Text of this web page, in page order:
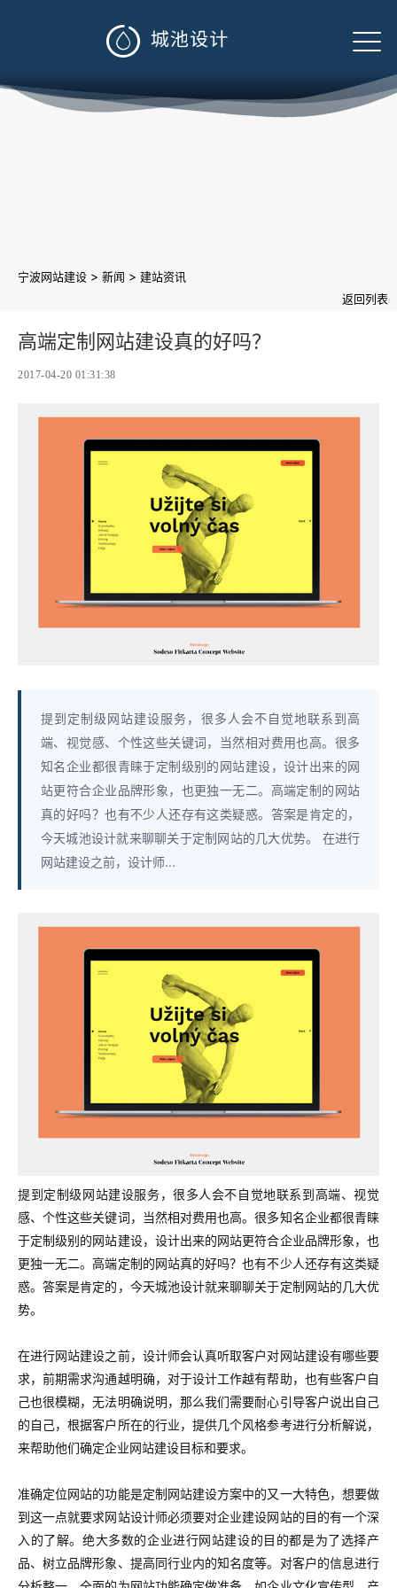

宁波网站建设 > 新闻 > 建站资讯
返回列表
高端定制网站建设真的好吗？
2017-04-20 01:31:38
提到定制级网站建设服务，很多人会不自觉地联系到高
端、视觉感、个性这些关键词，当然相对费用也高。很多
知名企业都很青睐于定制级别的网站建设，设计出来的网
站更符合企业品牌形象，也更独一无二。高端定制的网站
真的好吗？也有不少人还存有这类疑惑。答案是肯定的，
今天城池设计就来聊聊关于定制网站的几大优势。 在进行
网站建设之前，设计师...
提到定制级网站建设服务，很多人会不自觉地联系到高端、视觉
感、个性这些关键词，当然相对费用也高。很多知名企业都很青睐
于定制级别的网站建设，设计出来的网站更符合企业品牌形象，也
更独一无二。高端定制的网站真的好吗？也有不少人还存有这类疑
惑。答案是肯定的，今天城池设计就来聊聊关于定制网站的几大优
势。
在进行网站建设之前，设计师会认真听取客户对网站建设有哪些要
求，前期需求沟通越明确，对于设计工作越有帮助，也有些客户自
己也很模糊，无法明确说明，那么我们需要耐心引导客户说出自己
的自己，根据客户所在的行业，提供几个风格参考进行分析解说，
来帮助他们确定企业网站建设目标和要求。
准确定位网站的功能是定制网站建设方案中的又一大特色，想要做
到这一点就要求网站设计师必须要对企业建设网站的目的有一个深
入的了解。绝大多数的企业进行网站建设的目的都是为了选择产
品、树立品牌形象、提高同行业内的知名度等。对客户的信息进行